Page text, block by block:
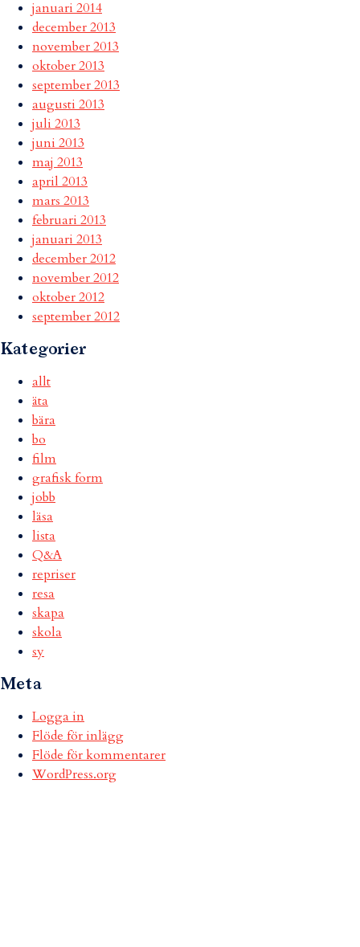
januari 2014
december 2013
november 2013
oktober 2013
september 2013
augusti 2013
juli 2013
juni 2013
maj 2013
april 2013
mars 2013
februari 2013
januari 2013
december 2012
november 2012
oktober 2012
september 2012
Kategorier
allt
äta
bära
bo
film
grafisk form
jobb
läsa
lista
Q&A
repriser
resa
skapa
skola
sy
Meta
Logga in
Flöde för inlägg
Flöde för kommentarer
WordPress.org